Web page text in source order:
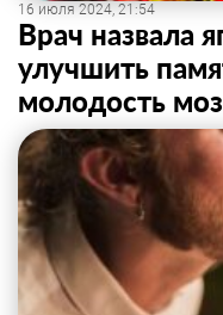
16 июля 2024, 21:54
Врач назвала
улучшить
молодость